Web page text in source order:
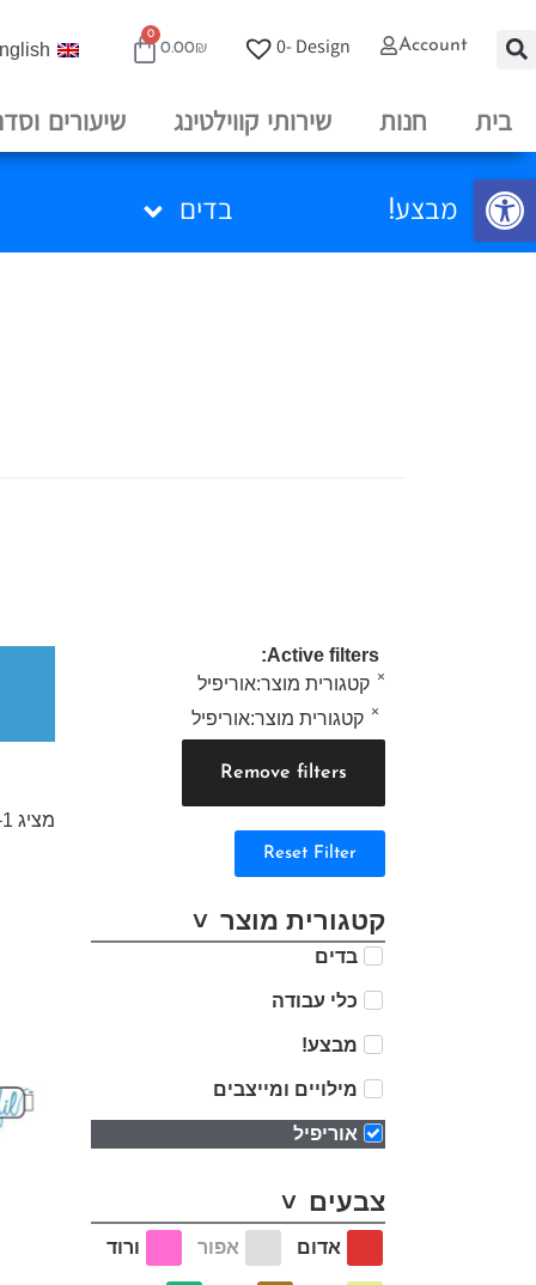
פתח סרגל נגישות
Account
Design -
0
0.00₪
0
בית חנות שירותי קווילטינג שיעורים
מבצע! בדים
Active filters:
קטגורית מוצר:אוריפיל ×
קטגורית מוצר:אוריפיל ×
Remove filters
Reset Filter
קטגורית מוצר
בדים
כלי עבודה
מבצע!
מילויים ומייצבים
אוריפיל
צבעים
אדום אפור ורוד
מציג 1–12 מתוך 113 תוצאות